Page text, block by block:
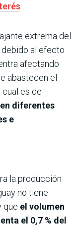
extrema del
debido al efecto
afectando
abastecen el
cual es de
diferentes
e
la producción
no tiene
que el volumen
el 0,7 % del